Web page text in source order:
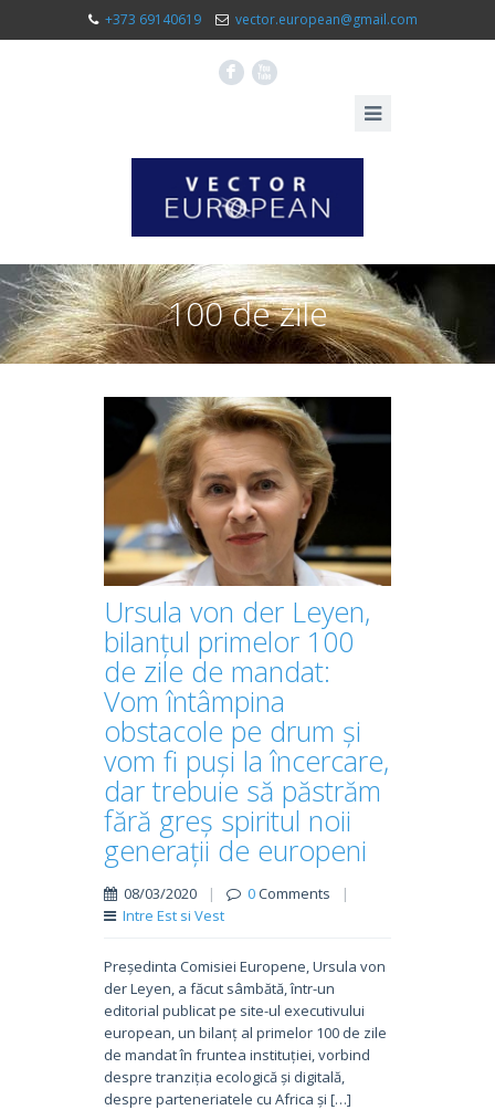
+373 69140619 vector.european@gmail.com
F X
100 de zile
Ursula von der Leyen,
bilanțul primelor 100
de zile de mandat:
Vom întâmpina
obstacole pe drum și
vom fi puși la încercare,
dar trebuie să păstrăm
fără greș spiritul noii
generații de europeni
08/03/2020 | 0Comments
|
Intre Est si Vest
Președinta Comisiei Europene, Ursula von
der Leyen, a făcut sâmbătă, într-un
editorial publicat pe site-ul executivului
european, un bilanț al primelor 100 de zile
de mandat în fruntea instituției, vorbind
despre tranziția ecologică și digitală,
despre parteneriatele cu Africa și […]